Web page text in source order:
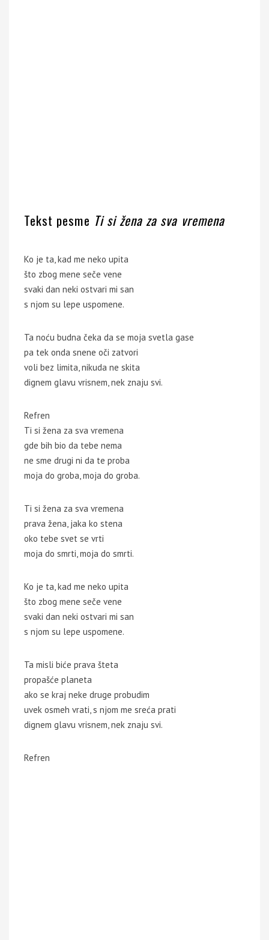
Tekst pesme Ti si žena za sva vremena
Ko je ta, kad me neko upita
što zbog mene seče vene
svaki dan neki ostvari mi san
s njom su lepe uspomene.
Ta noću budna čeka da se moja svetla gase
pa tek onda snene oči zatvori
voli bez limita, nikuda ne skita
dignem glavu vrisnem, nek znaju svi.
Refren
Ti si žena za sva vremena
gde bih bio da tebe nema
ne sme drugi ni da te proba
moja do groba, moja do groba.
Ti si žena za sva vremena
prava žena, jaka ko stena
oko tebe svet se vrti
moja do smrti, moja do smrti.
Ko je ta, kad me neko upita
što zbog mene seče vene
svaki dan neki ostvari mi san
s njom su lepe uspomene.
Ta misli biće prava šteta
propašće planeta
ako se kraj neke druge probudim
uvek osmeh vrati, s njom me sreća prati
dignem glavu vrisnem, nek znaju svi.
Refren